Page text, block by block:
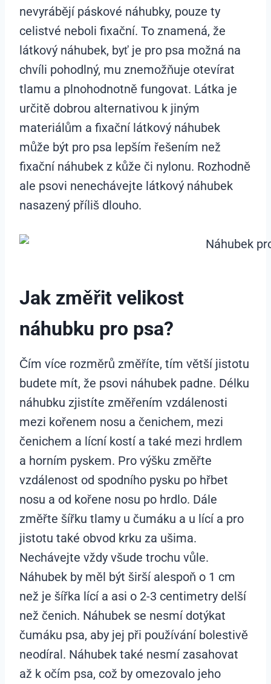
nevyrábějí páskové náhubky, pouze ty
celistvé neboli fixační. To znamená, že
látkový náhubek, byť je pro psa možná na
chvíli pohodlný, mu znemožňuje otevírat
tlamu a plnohodnotně fungovat. Látka je
určitě dobrou alternativou k jiným
materiálům a fixační látkový náhubek
může být pro psa lepším řešením než
fixační náhubek z kůže či nylonu. Rozhodně
ale psovi nenechávejte látkový náhubek
nasazený příliš dlouho.
Jak změřit velikost
náhubku pro psa?
Čím více rozměrů změříte, tím větší jistotu
budete mít, že psovi náhubek padne. Délku
náhubku zjistíte změřením vzdálenosti
mezi kořenem nosu a čenichem, mezi
čenichem a lícní kostí a také mezi hrdlem
a horním pyskem. Pro výšku změřte
vzdálenost od spodního pysku po hřbet
nosu a od kořene nosu po hrdlo. Dále
změřte šířku tlamy u čumáku a u lící a pro
jistotu také obvod krku za ušima.
Nechávejte vždy všude trochu vůle.
Náhubek by měl být širší alespoň o 1 cm
než je šířka lící a asi o 2-3 centimetry delší
než čenich. Náhubek se nesmí dotýkat
čumáku psa, aby jej při používání bolestivě
neodíral. Náhubek také nesmí zasahovat
až k očím psa, což by omezovalo jeho